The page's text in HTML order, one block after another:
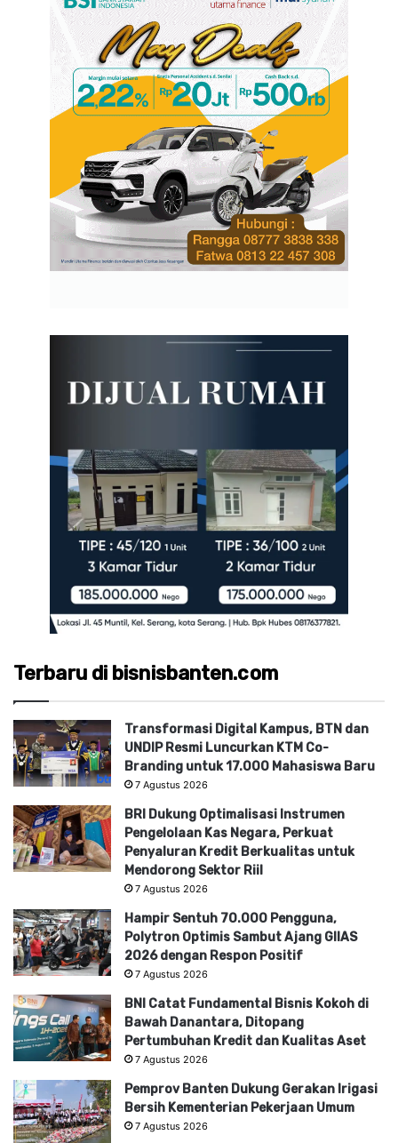
Terbaru di bisnisbanten.com
Transformasi Digital Kampus, BTN dan
UNDIP Resmi Luncurkan KTM Co-
Branding untuk 17.000 Mahasiswa Baru
7 Agustus 2026
BRI Dukung Optimalisasi Instrumen
Pengelolaan Kas Negara, Perkuat
Penyaluran Kredit Berkualitas untuk
Mendorong Sektor Riil
7 Agustus 2026
Hampir Sentuh 70.000 Pengguna,
Polytron Optimis Sambut Ajang GIIAS
2026 dengan Respon Positif
7 Agustus 2026
BNI Catat Fundamental Bisnis Kokoh di
Bawah Danantara, Ditopang
Pertumbuhan Kredit dan Kualitas Aset
7 Agustus 2026
Pemprov Banten Dukung Gerakan Irigasi
Bersih Kementerian Pekerjaan Umum
7 Agustus 2026